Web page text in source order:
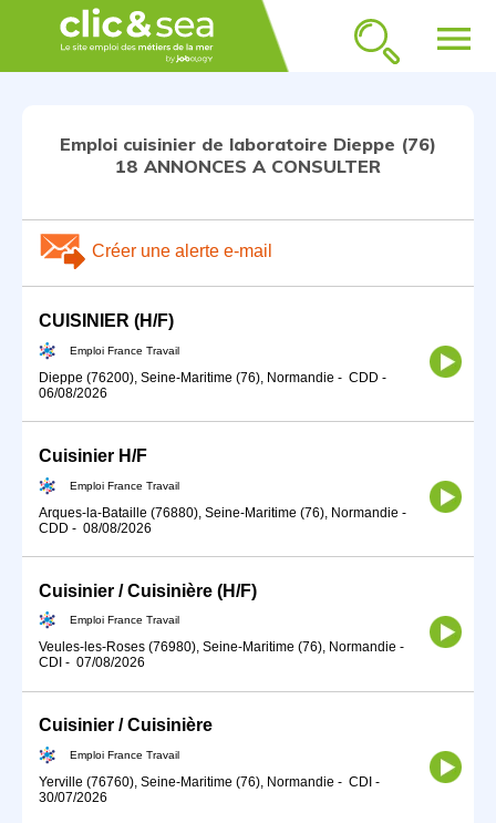
menu
Emploi cuisinier de laboratoire Dieppe (76)
18 ANNONCES A CONSULTER
Créer une alerte e-mail
CUISINIER (H/F)
Emploi France Travail
Dieppe (76200), Seine-Maritime (76), Normandie - CDD -
06/08/2026
Cuisinier H/F
Emploi France Travail
Arques-la-Bataille (76880), Seine-Maritime (76), Normandie -
CDD - 08/08/2026
Cuisinier / Cuisinière (H/F)
Emploi France Travail
Veules-les-Roses (76980), Seine-Maritime (76), Normandie -
CDI - 07/08/2026
Cuisinier / Cuisinière
Emploi France Travail
Yerville (76760), Seine-Maritime (76), Normandie - CDI -
30/07/2026